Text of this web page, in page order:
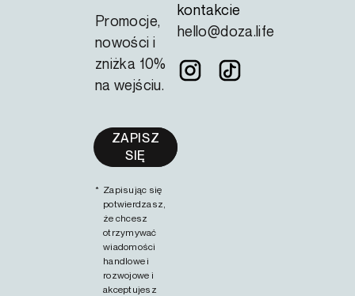
Promocje,
nowości i
zniżka 10%
na wejściu.
* Zapisując się
potwierdzasz,
że chcesz
otrzymywać
wiadomości
handlowe i
rozwojowe i
akceptujesz
kontakcie
hello@doza.life